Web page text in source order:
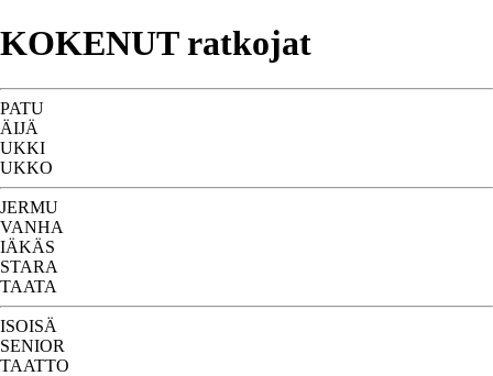
KOKENUT ratkojat
PATU
ÄIJÄ
UKKI
UKKO
JERMU
VANHA
IÄKÄS
STARA
TAATA
ISOISÄ
SENIOR
TAATTO